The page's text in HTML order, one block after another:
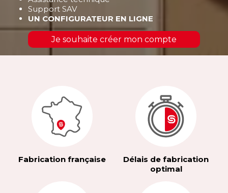
Support SAV
UN CONFIGURATEUR EN LIGNE
Je souhaite créer mon compte
Fabrication française
Délais de fabrication
optimal